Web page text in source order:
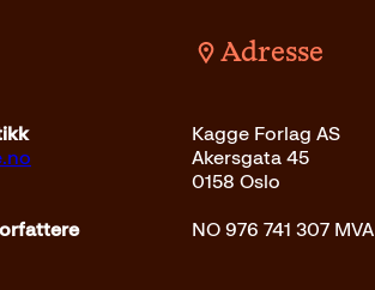
Adresse
Kagge Forlag AS
Akersgata 45
0158 Oslo
NO 976 741 307 MVA